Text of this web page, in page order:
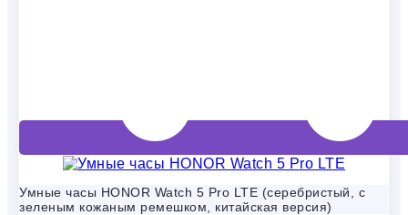
Умные часы HONOR Watch 5 Pro LTE (серебристый, с
зеленым кожаным ремешком, китайская версия)